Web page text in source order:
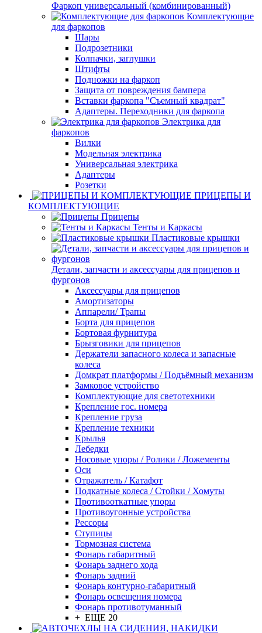
Фаркоп универсальный (комбинированный)
Комплектующие
для фаркопов
Шары
Подрозетники
Колпачки, заглушки
Штифты
Подножки на фаркоп
Защита от повреждения бампера
Вставки фаркопа "Съемный квадрат"
Адаптеры. Переходники для фаркопа
Электрика для
фаркопов
Вилки
Модельная электрика
Универсальная электрика
Адаптеры
Розетки
ПРИЦЕПЫ И
КОМПЛЕКТУЮЩИЕ
Прицепы
Тенты и Каркасы
Пластиковые крышки
Детали, запчасти и аксессуары для прицепов и
фургонов
Аксессуары для прицепов
Амортизаторы
Аппарели/ Трапы
Борта для прицепов
Бортовая фурнитура
Брызговики для прицепов
Держатели запасного колеса и запасные
колеса
Домкрат платформы / Подъёмный механизм
Замковое устройство
Комплектующие для светотехники
Крепление гос. номера
Крепление груза
Крепление техники
Крылья
Лебедки
Носовые упоры / Ролики / Ложементы
Оси
Отражатель / Катафот
Подкатные колеса / Стойки / Хомуты
Противооткатные упоры
Противоугонные устройства
Рессоры
Ступицы
Тормозная система
Фонарь габаритный
Фонарь заднего хода
Фонарь задний
Фонарь контурно-габаритный
Фонарь освещения номера
Фонарь противотуманный
+ ЕЩЕ 20